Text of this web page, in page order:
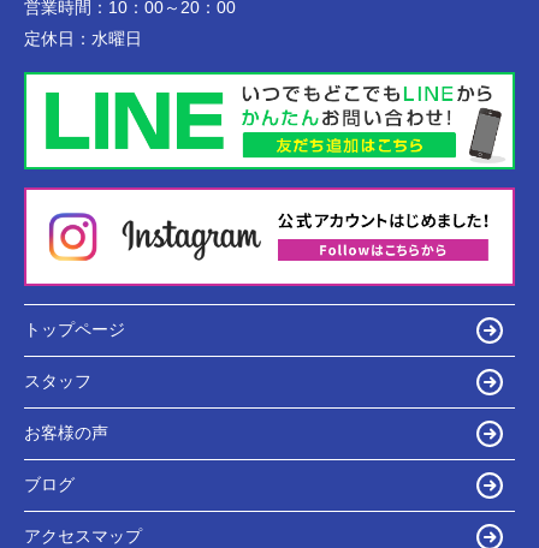
営業時間： 10：00～20：00
定休日： 水曜日
トップページ
スタッフ
お客様の声
ブログ
アクセスマップ